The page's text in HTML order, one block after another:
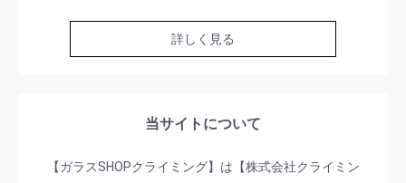
詳しく見る
当サイトについて
【ガラスSHOPクライミング】は【株式会社クライミン